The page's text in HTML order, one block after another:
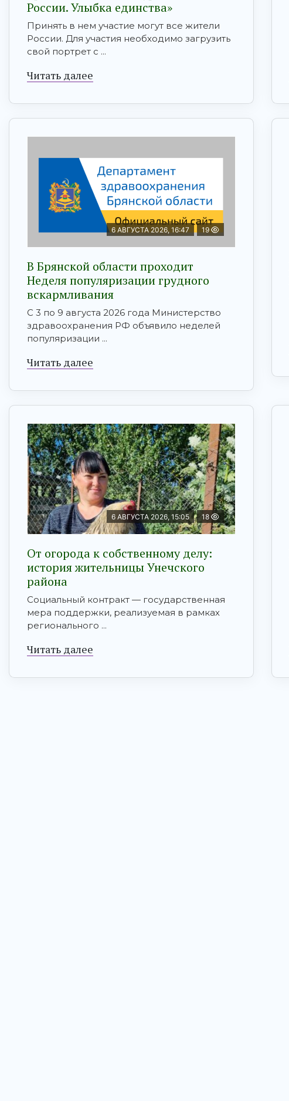
России. Улыбка единства»
Принять в нем участие могут все жители
России. Для участия необходимо загрузить
свой портрет с ...
Читать далее
6 АВГУСТА 2026, 16:47 19
В Брянской области проходит
Неделя популяризации грудного
вскармливания
С 3 по 9 августа 2026 года Министерство
здравоохранения РФ объявило неделей
популяризации ...
Читать далее
6 АВГУСТА 2026, 15:05 18
От огорода к собственному делу:
история жительницы Унечского
района
Социальный контракт — государственная
мера поддержки, реализуемая в рамках
регионального ...
Читать далее